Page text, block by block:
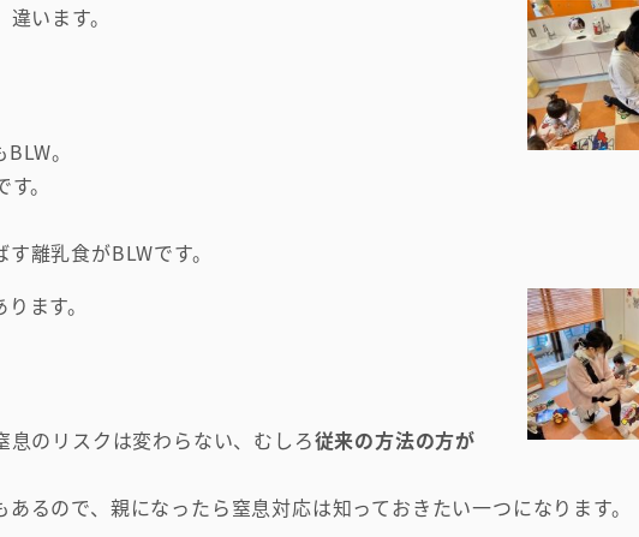
います。
。
。
離乳食がBLWです。
ます。
のリスクは変わらない、むしろ従来の方法の方が
るので、親になったら窒息対応は知っておきたい一つになります。